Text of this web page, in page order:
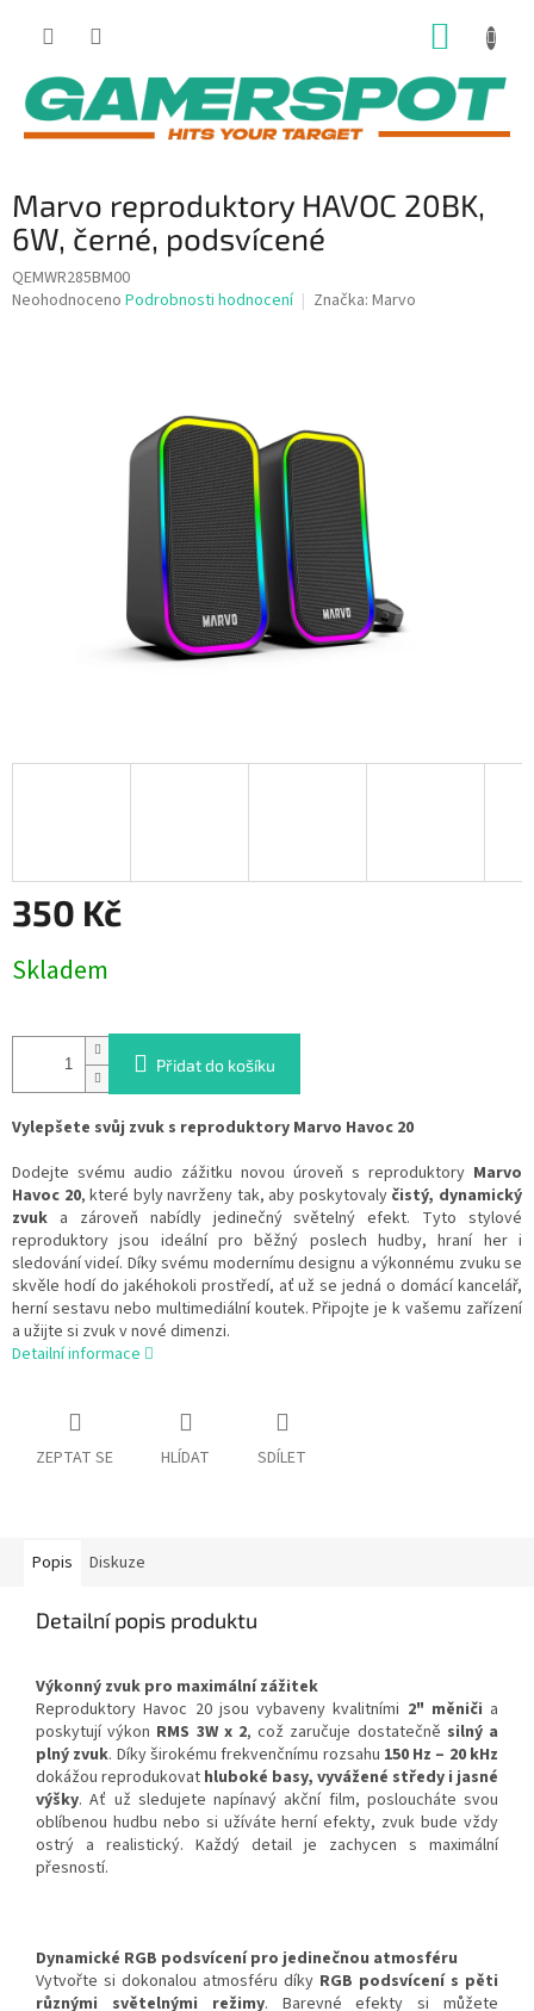
Marvo reproduktory HAVOC 20BK,
6W, černé, podsvícené
QEMWR285BM00
Průměrné
Neohodnoceno Podrobnosti hodnocení Značka: Marvo
350 Kč
cena:
Skladem
Přidat do košíku
Vylepšete svůj zvuk s reproduktory Marvo Havoc 20
Dodejte svému audio zážitku novou úroveň s reproduktory Marvo
Havoc 20, které byly navrženy tak, aby poskytovaly čistý, dynamický
zvuk a zároveň nabídly jedinečný světelný efekt. Tyto stylové
reproduktory jsou ideální pro běžný poslech hudby, hraní her i
sledování videí. Díky svému modernímu designu a výkonnému zvuku se
skvěle hodí do jakéhokoli prostředí, ať už se jedná o domácí kancelář,
herní sestavu nebo multimediální koutek. Připojte je k vašemu zařízení
a užijte si zvuk v nové dimenzi.
Detailní informace
ZEPTAT SE HLÍDAT SDÍLET
Popis Diskuze
Detailní popis produktu
Výkonný zvuk pro maximální zážitek
Reproduktory Havoc 20 jsou vybaveny kvalitními 2" měniči a
poskytují výkon RMS 3W x 2, což zaručuje dostatečně silný a
plný zvuk. Díky širokému frekvenčnímu rozsahu 150 Hz – 20 kHz
dokážou reprodukovat hluboké basy, vyvážené středy i jasné
výšky. Ať už sledujete napínavý akční film, posloucháte svou
oblíbenou hudbu nebo si užíváte herní efekty, zvuk bude vždy
ostrý a realistický. Každý detail je zachycen s maximální
přesností.
Dynamické RGB podsvícení pro jedinečnou atmosféru
Vytvořte si dokonalou atmosféru díky RGB podsvícení s pěti
různými světelnými režimy. Barevné efekty si můžete